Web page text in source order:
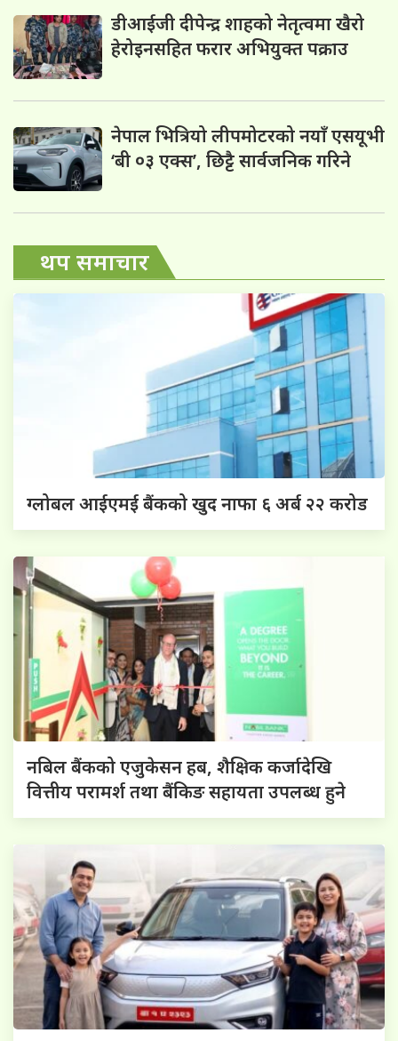
डीआईजी दीपेन्द्र शाहको नेतृत्वमा खैरो
हेरोइनसहित फरार अभियुक्त पक्राउ
नेपाल भित्रियो लीपमोटरको नयाँ एसयूभी
‘बी ०३ एक्स’, छिट्टै सार्वजनिक गरिने
थप समाचार
ग्लोबल आईएमई बैंकको खुद नाफा ६ अर्ब २२ करोड
नबिल बैंकको एजुकेसन हब, शैक्षिक कर्जादेखि
वित्तीय परामर्श तथा बैंकिङ सहायता उपलब्ध हुने